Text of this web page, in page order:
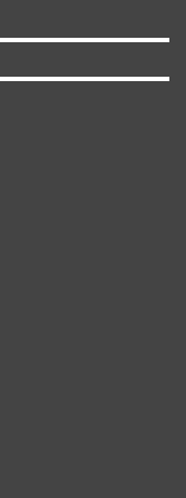
बीच होने वाले
ऑनलाइन जियो